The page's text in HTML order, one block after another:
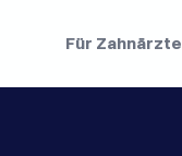
Für Zahnärzte